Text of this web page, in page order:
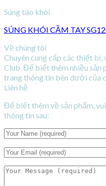
Súng tạo khói
SÚNG KHÓI CẦM TAY
Về chúng tôi
Chuyên cung cấp các thiết bị,
Club. Để biết thêm nhiều sản
trang thông tin bên dưới của
Liên hệ
Để biết thêm về sản phẩm,
thông tin sau: